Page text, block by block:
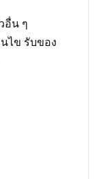
อื่น ๆ
ไข รับของ